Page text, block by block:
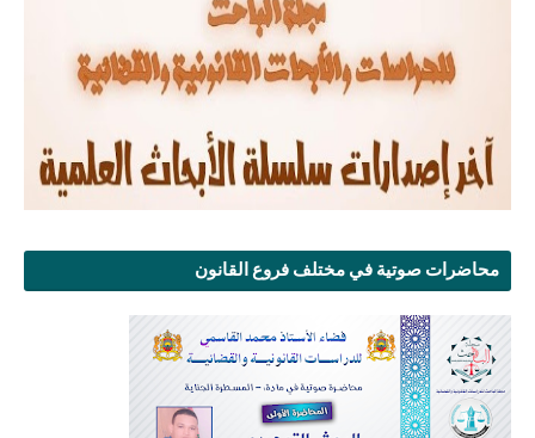
محاضرات صوتية في مختلف فروع القانون